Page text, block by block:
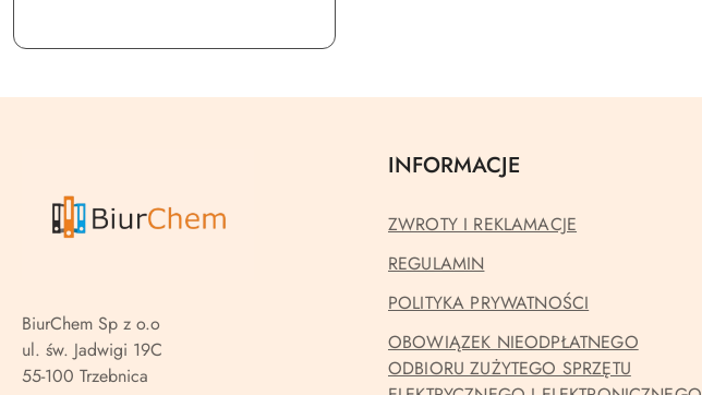
BiurChem Sp z o.o
ul. św. Jadwigi 19C
55-100 Trzebnica
INFORMACJE
ZWROTY I REKLAMACJE
REGULAMIN
POLITYKA PRYWATNOŚCI
OBOWIĄZEK NIEODPŁATNEGO
ODBIORU ZUŻYTEGO SPRZĘTU